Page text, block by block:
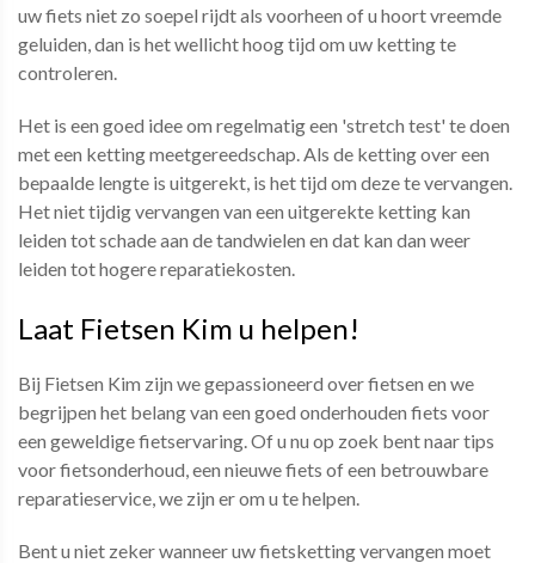
uw fiets niet zo soepel rijdt als voorheen of u hoort vreemde
geluiden, dan is het wellicht hoog tijd om uw ketting te
controleren.
Het is een goed idee om regelmatig een 'stretch test' te doen
met een ketting meetgereedschap. Als de ketting over een
bepaalde lengte is uitgerekt, is het tijd om deze te vervangen.
Het niet tijdig vervangen van een uitgerekte ketting kan
leiden tot schade aan de tandwielen en dat kan dan weer
leiden tot hogere reparatiekosten.
Laat Fietsen Kim u helpen!
Bij Fietsen Kim zijn we gepassioneerd over fietsen en we
begrijpen het belang van een goed onderhouden fiets voor
een geweldige fietservaring. Of u nu op zoek bent naar tips
voor fietsonderhoud, een nieuwe fiets of een betrouwbare
reparatieservice, we zijn er om u te helpen.
Bent u niet zeker wanneer uw fietsketting vervangen moet